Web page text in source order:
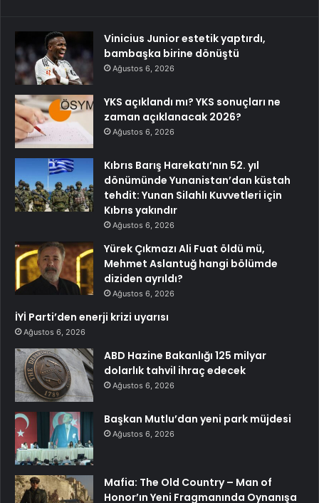
Vinicius Junior estetik yaptırdı,
bambaşka birine dönüştü
Ağustos 6, 2026
YKS açıklandı mı? YKS sonuçları ne
zaman açıklanacak 2026?
Ağustos 6, 2026
Kıbrıs Barış Harekatı’nın 52. yıl
dönümünde Yunanistan’dan küstah
tehdit: Yunan Silahlı Kuvvetleri için
Kıbrıs yakındır
Ağustos 6, 2026
Yürek Çıkmazı Ali Fuat öldü mü,
Mehmet Aslantuğ hangi bölümde
diziden ayrıldı?
Ağustos 6, 2026
İYİ Parti’den enerji krizi uyarısı
Ağustos 6, 2026
ABD Hazine Bakanlığı 125 milyar
dolarlık tahvil ihraç edecek
Ağustos 6, 2026
Başkan Mutlu’dan yeni park müjdesi
Ağustos 6, 2026
Mafia: The Old Country – Man of
Honor’ın Yeni Fragmanında Oynanışa